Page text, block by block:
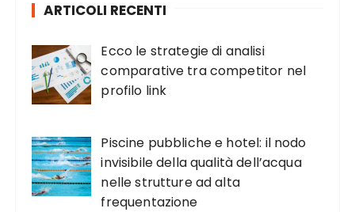
ARTICOLI RECENTI
Ecco le strategie di analisi
comparative tra competitor nel
profilo link
Piscine pubbliche e hotel: il nodo
invisibile della qualità dell’acqua
nelle strutture ad alta
frequentazione